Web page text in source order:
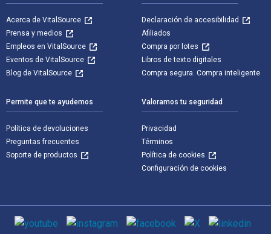
Acerca de VitalSource
Prensa y medios
Empleos en VitalSource
Eventos de VitalSource
Blog de VitalSource
Declaración de accesibilidad
Afiliados
Compra por lotes
Libros de texto digitales
Compra segura. Compra inteligente
Permite que te ayudemos
Política de devoluciones
Preguntas frecuentes
Soporte de productos
Valoramos tu seguridad
Privacidad
Términos
Política de cookies
Configuración de cookies
Medios de comunicación social